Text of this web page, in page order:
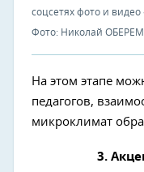
соцсетях фото и
Фото: Николай
На этом этапе
педагогов,
микроклимат
3.